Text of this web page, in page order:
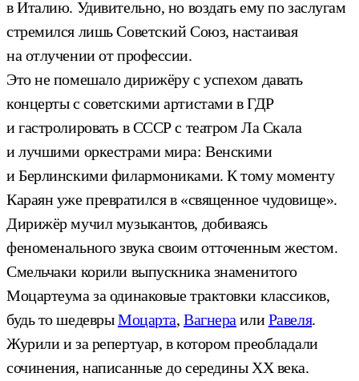
в Италию. Удивительно, но воздать ему по заслугам
стремился лишь Советский Союз, настаивая
на отлучении от профессии.
Это не помешало дирижёру с успехом давать
концерты с советскими артистами в ГДР
и гастролировать в СССР с театром Ла Скала
и лучшими оркестрами мира: Венскими
и Берлинскими филармониками. К тому моменту
Караян уже превратился в «священное чудовище».
Дирижёр мучил музыкантов, добиваясь
феноменального звука своим отточенным жестом.
Смельчаки корили выпускника знаменитого
Моцартеума за одинаковые трактовки классиков,
будь то шедеврыМоцарта,Вагнера илиРавеля.
Журили и за репертуар, в котором преобладали
сочинения, написанные до середины XX века.